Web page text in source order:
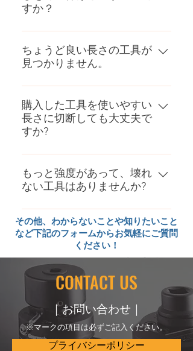
ります。また、旧JIS、新JISによ
角二面幅を測り、カタログから寸
法に合ったソケットをお選びくだ
すか？
ねじはゆるく締め付けると外れや
すくなり、強く締めすぎてもボル
トやナットのねじが伸び切れてし
ですと、頭部に刻印されている数
字と、ねじサイズで締め付ける最
適なチカラ（トルク）が分かりま
グの後方にも掲載してありますの
で、参考にしてください。
ちょうど良い長さの工具が
見つかりません。
工具によっては、アダプターやエ
クステンションバーなどがライン
ナップされておりますので、これ
らを取り付けて長さを調整してく
っておりますので、求める長さの
工具が見つからないときは、お気
購入した工具を使いやすい
長さに切断しても大丈夫で
すか?
ほとんどの工具は、熱処理（焼入
れ、焼き戻し）を施し、素材より
も硬くなっております。切断や改
を締めたり緩めたりするのに必要
なチカラ（トルク）が得られなく
なります。破損の原因にもつなが
りますので、工具の切断や改造は
おこなわないでください。
もっと強度があって、壊れ
ない工具はありませんか?
壊れない工具はありませんが、壊
れにくい工具を製作することはで
きます。お客様のご要望により非
常に硬く、ねばり強い材料を使っ
て特注工具を製作することができ
ますので、お気軽にお問い合わせ
ください。
​その他、わからないことや知りたいこと
など下記のフォームからお気軽にご質問
ください！
CONTACT US
｜お問い合わせ｜
※マークの項目は必ずご記入ください。
プライバシーポリシー